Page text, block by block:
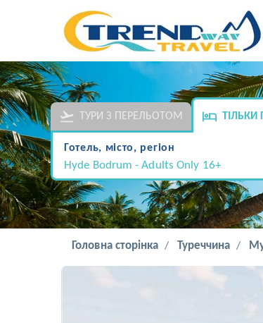
ТУРИ З ПЕРЕЛЬОТОМ ТІЛЬКИ
Готель, місто, регіон
Hyde Bodrum - Adults Only 16+
Головна сторінка Туреччина